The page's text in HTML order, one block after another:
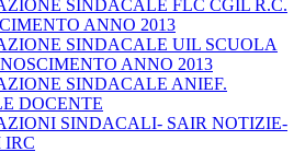
SINDACALE FLC CGIL R.C.
ANNO 2013
SINDACALE UIL SCUOLA
ANNO 2013
SINDACALE ANIEF.
DOCENTE
SINDACALI- SAIR NOTIZIE-
IRC